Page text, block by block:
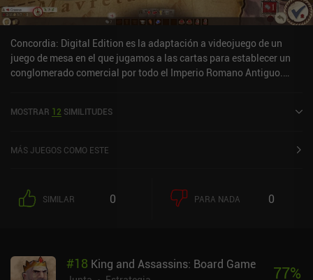
Concordia: Digital Edition es la adaptación a videojuego de un
juego de mesa en el que jugamos a las cartas para establecer un
conglomerado comercial por todo el Imperio Romano Antiguo.
producir diversos bienes o comprar nuevas cartas. Al final de la
mano.Aunque la ambientación romana suele evocar imágenes de
tanto encontrar la verdadera diversión que estuve a punto de
dejarlo. Pero me alegro de haber perseverado. Porque cuando el
podemos comprobar las diferentes opciones antes de
MOSTRAR 12 SIMILITUDES
MÁS JUEGOS COMO ESTE
SIMILAR 0 PARA NADA 0
#18 King and Assassins: Board Game 77%